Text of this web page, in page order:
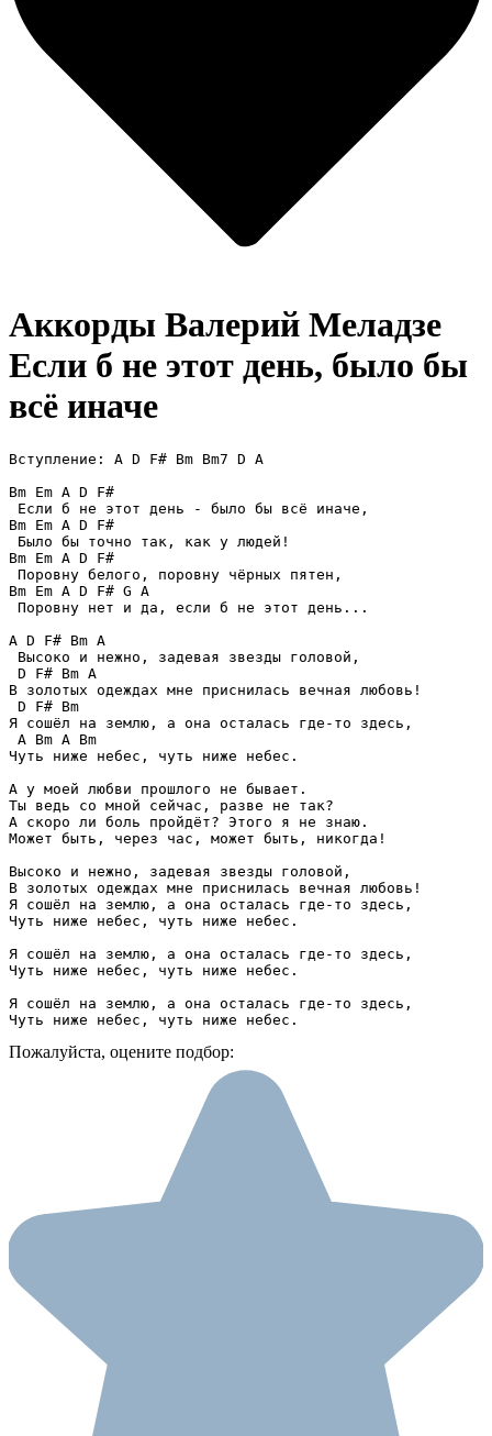
Аккорды Валерий Меладзе
Если б не этот день, было бы
всё иначе
Вступление: A D F# Bm Bm7 D A
Bm Em A D F#
Если б не этот день - было бы всё иначе,
Bm Em A D F#
Было бы точно так, как у людей!
Bm Em A D F#
Поровну белого, поровну чёрных пятен,
Bm Em A D F# G A
Поровну нет и да, если б не этот день...
A D F# Bm A
Высоко и нежно, задевая звезды головой,
D F# Bm A
В золотых одеждах мне приснилась вечная любовь!
D F# Bm
Я сошёл на землю, а она осталась где-то здесь,
A Bm A Bm
Чуть ниже небес, чуть ниже небес.
А у моей любви прошлого не бывает.
Ты ведь со мной сейчас, разве не так?
А скоро ли боль пройдёт? Этого я не знаю.
Может быть, через час, может быть, никогда!
Высоко и нежно, задевая звезды головой,
В золотых одеждах мне приснилась вечная любовь!
Я сошёл на землю, а она осталась где-то здесь,
Чуть ниже небес, чуть ниже небес.
Я сошёл на землю, а она осталась где-то здесь,
Чуть ниже небес, чуть ниже небес.
Я сошёл на землю, а она осталась где-то здесь,
Чуть ниже небес, чуть ниже небес.
Пожалуйста, оцените подбор: